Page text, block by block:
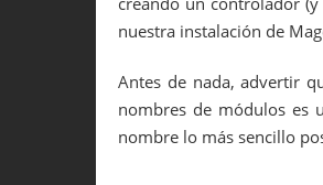
66
68
70
71
>
</
<use>
</
nuestra instalación de
Antes de nada, advertir
nombres de módulos es
nombre lo más sencillo